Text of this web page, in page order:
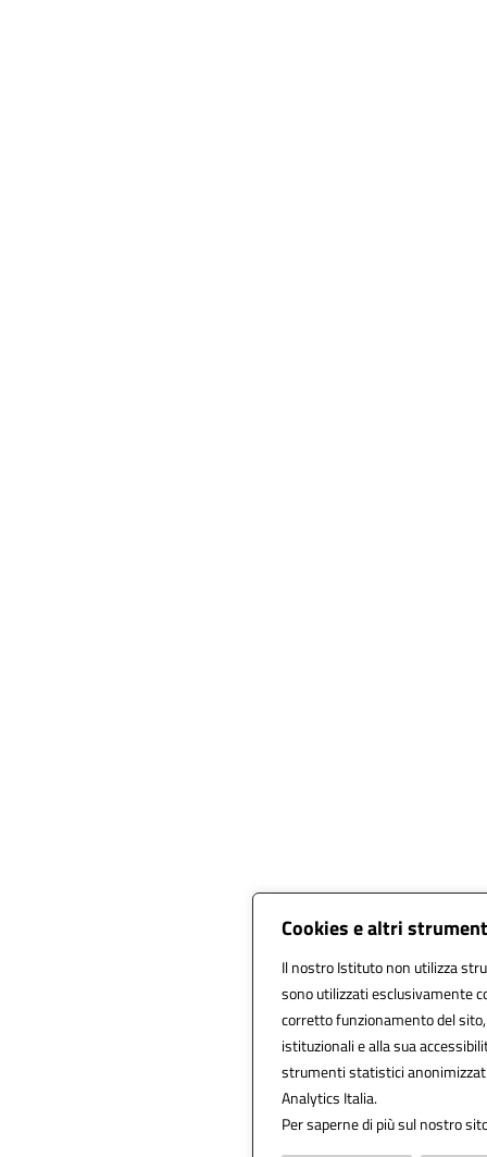
Cookies e altri
Il nostro Istituto non utilizza
sono utilizzati esclusivamente
corretto funzionamento del
istituzionali e alla sua
strumenti statistici
Analytics Italia.
Per saperne di più sul nostro